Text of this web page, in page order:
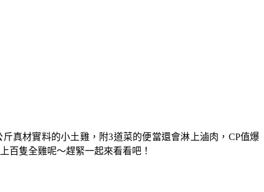
真材實料的小土雞，附3道菜的便當還會淋上滷肉，CP值爆
百隻全雞呢～趕緊一起來看看吧！